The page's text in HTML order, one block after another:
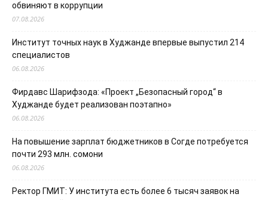
обвиняют в коррупции
07.08.2026
Институт точных наук в Худжанде впервые выпустил 214
специалистов
06.08.2026
Фирдавс Шарифзода: «Проект „Безопасный город“ в
Худжанде будет реализован поэтапно»
06.08.2026
На повышение зарплат бюджетников в Согде потребуется
почти 293 млн. сомони
06.08.2026
Ректор ГМИТ: У института есть более 6 тысяч заявок на